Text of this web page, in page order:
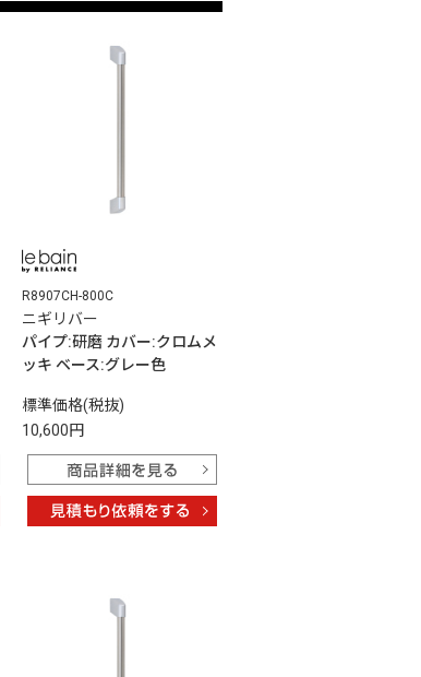
R8907CH-800C
ニギリバー
パイプ:研磨 カバー:クロムメ
ッキ ベース:グレー色
標準価格(税抜)
10,600円